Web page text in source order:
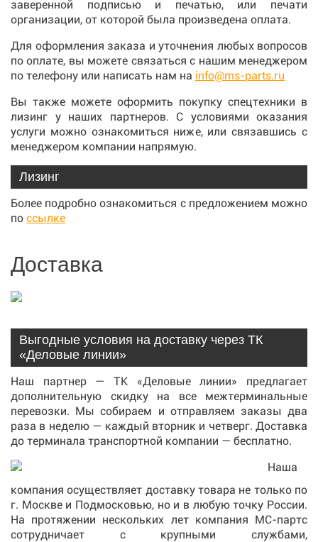
заверенной подписью и печатью, или печати
организации, от которой была произведена оплата.
Для оформления заказа и уточнения любых вопросов
по оплате, вы можете связаться с нашим менеджером
по телефону или написать нам на info@ms-parts.ru
Вы также можете оформить покупку спецтехники в
лизинг у наших партнеров. С условиями оказания
услуги можно ознакомиться ниже, или связавшись с
менеджером компании напрямую.
Лизинг
Более подробно ознакомиться с предложением можно
по ссылке
Доставка
Выгодные условия на доставку через ТК
«Деловые линии»
Наш партнер — ТК «Деловые линии» предлагает
дополнительную скидку на все межтерминальные
перевозки. Мы собираем и отправляем заказы два
раза в неделю — каждый вторник и четверг. Доставка
до терминала транспортной компании — бесплатно.
Наша
компания осуществляет доставку товара не только по
г. Москве и Подмосковью, но и в любую точку России.
На протяжении нескольких лет компания МС-партс
сотрудничает с крупными службами,